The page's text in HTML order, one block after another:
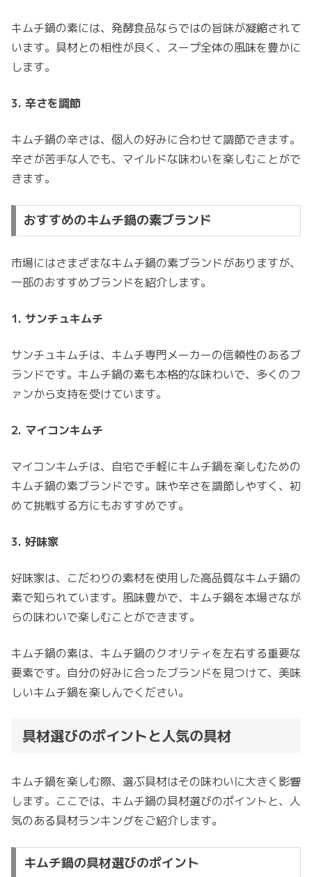
キムチ鍋の素には、発酵食品ならではの旨味が凝縮されて
います。具材との相性が良く、スープ全体の風味を豊かに
します。
3. 辛さを調節
キムチ鍋の辛さは、個人の好みに合わせて調節できます。
辛さが苦手な人でも、マイルドな味わいを楽しむことがで
きます。
おすすめのキムチ鍋の素ブランド
市場にはさまざまなキムチ鍋の素ブランドがありますが、
一部のおすすめブランドを紹介します。
1. サンチュキムチ
サンチュキムチは、キムチ専門メーカーの信頼性のあるブ
ランドです。キムチ鍋の素も本格的な味わいで、多くのフ
ァンから支持を受けています。
2. マイコンキムチ
マイコンキムチは、自宅で手軽にキムチ鍋を楽しむための
キムチ鍋の素ブランドです。味や辛さを調節しやすく、初
めて挑戦する方にもおすすめです。
3. 好味家
好味家は、こだわりの素材を使用した高品質なキムチ鍋の
素で知られています。風味豊かで、キムチ鍋を本場さなが
らの味わいで楽しむことができます。
キムチ鍋の素は、キムチ鍋のクオリティを左右する重要な
要素です。自分の好みに合ったブランドを見つけて、美味
しいキムチ鍋を楽しんでください。
具材選びのポイントと人気の具材
キムチ鍋を楽しむ際、選ぶ具材はその味わいに大きく影響
します。ここでは、キムチ鍋の具材選びのポイントと、人
気のある具材ランキングをご紹介します。
キムチ鍋の具材選びのポイント